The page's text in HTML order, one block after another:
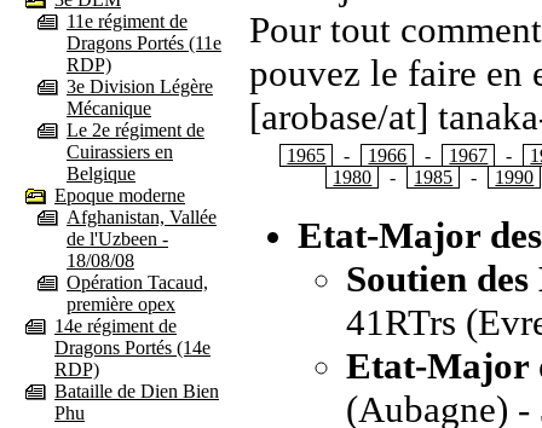
11e régiment de
Dragons Portés (11e
RDP)
3e Division Légère
Mécanique
Le 2e régiment de
Cuirassiers en
Belgique
Epoque moderne
Afghanistan, Vallée
de l'Uzbeen -
18/08/08
Opération Tacaud,
première opex
14e régiment de
Dragons Portés (14e
RDP)
Bataille de Dien Bien
Phu
Pour tout
pouvez le faire en
[arobase/at]
1965 - 1966 - 1967 -
1980
- 1985 - 1990
Etat-Major
Soutien
41RTrs
Etat-Major
(Aubagne) -